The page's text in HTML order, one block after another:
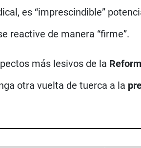
es “imprescindible”
reactive de manera “firme”.
más lesivos de la
otra vuelta de tuerca a la